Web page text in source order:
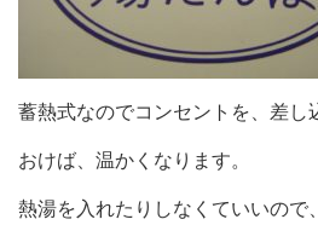
蓄熱式なのでコンセントを、差し
おけば、温かくなります。
熱湯を入れたりしなくていいので